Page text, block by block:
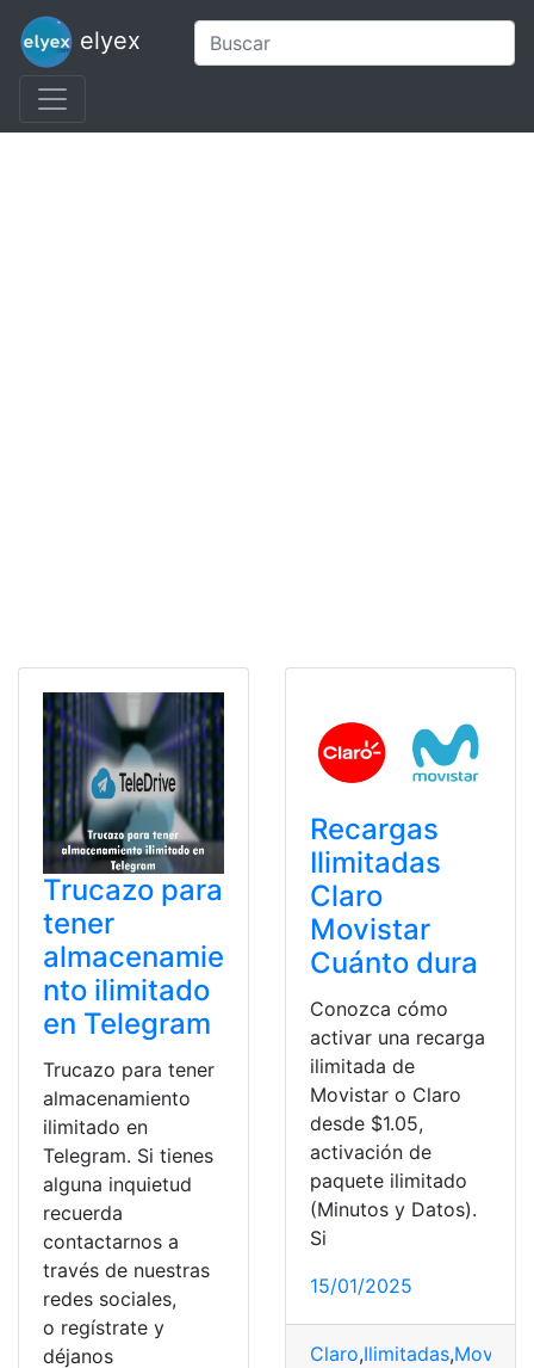
elyex
Trucazo para
tener
almacenamie
nto ilimitado
en Telegram
Trucazo para tener
almacenamiento
ilimitado en
Telegram. Si tienes
alguna inquietud
recuerda
contactarnos a
través de nuestras
redes sociales,
o regístrate y
déjanos
Recargas
Ilimitadas
Claro
Movistar
Cuánto dura
Conozca cómo
activar una recarga
ilimitada de
Movistar o Claro
desde $1.05,
activación de
paquete ilimitado
(Minutos y Datos).
Si
15/01/2025
Claro,Ilimitadas,Movistar